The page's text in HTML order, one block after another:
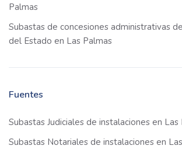
Palmas
Subastas de concesiones administrativas
del Estado en Las Palmas
Fuentes
Subastas Judiciales de instalaciones en Las
Subastas Notariales de instalaciones en